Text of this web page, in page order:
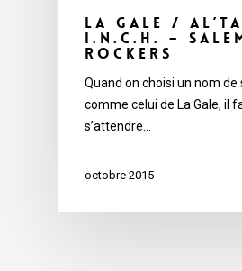
La Gale /
I.N.C.H. –
Rockers
Quand on choisi un nom de
comme celui de La Gale, il
s’attendre…
octobre 2015